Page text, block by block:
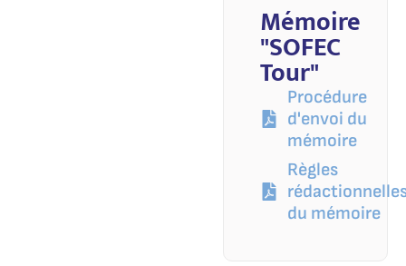
Mémoire
"SOFEC
Tour"
Procédure
d'envoi du
mémoire
Règles
du mémoire